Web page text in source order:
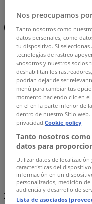
ミッキー チラ
(0)
Tiendeo»
オファー»
ミッキー
まもなく ミッキー の
ミッキー, オフ
に
ミッキーの最良のオフ
2026年8月月、この月に
Nos preocupamos
Tanto nosotros como
datos personales, como
tu dispositivo. Si
tecnologías de rastreo
«nosotros y nuestros socios
deshabilitan los
podrían dejar de ser
menú para cambiar tus
momento haciendo clic en
en el en la parte inferior de
dentro de nuestro Sitio web.
privacidad.Cookie policy
Tanto nosotros
datos para
Utilizar datos de localización
características del
información en un
personalizados, medición
audiencia y desarrollo de
Lista de asociados